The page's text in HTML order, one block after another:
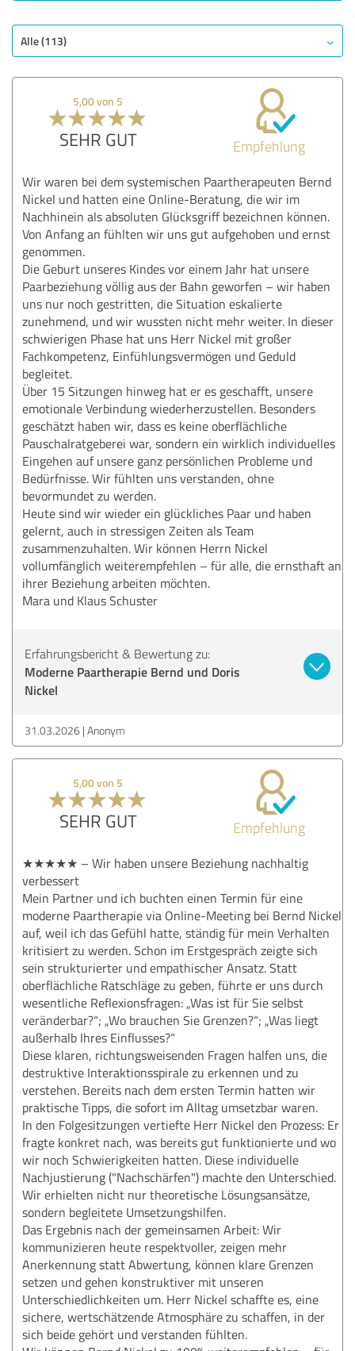
Alle (113)
5,00 von 5
SEHR GUT Empfehlung
Wir waren bei dem systemischen Paartherapeuten Bernd
Nickel und hatten eine Online-Beratung, die wir im
Nachhinein als absoluten Glücksgriff bezeichnen können.
Von Anfang an fühlten wir uns gut aufgehoben und ernst
genommen.
Die Geburt unseres Kindes vor einem Jahr hat unsere
Paarbeziehung völlig aus der Bahn geworfen – wir haben
uns nur noch gestritten, die Situation eskalierte
zunehmend, und wir wussten nicht mehr weiter. In dieser
schwierigen Phase hat uns Herr Nickel mit großer
Fachkompetenz, Einfühlungsvermögen und Geduld
begleitet.
Über 15 Sitzungen hinweg hat er es geschafft, unsere
emotionale Verbindung wiederherzustellen. Besonders
geschätzt haben wir, dass es keine oberflächliche
Pauschalratgeberei war, sondern ein wirklich individuelles
Eingehen auf unsere ganz persönlichen Probleme und
Bedürfnisse. Wir fühlten uns verstanden, ohne
bevormundet zu werden.
Heute sind wir wieder ein glückliches Paar und haben
gelernt, auch in stressigen Zeiten als Team
zusammenzuhalten. Wir können Herrn Nickel
vollumfänglich weiterempfehlen – für alle, die ernsthaft an
ihrer Beziehung arbeiten möchten.
Mara und Klaus Schuster
Erfahrungsbericht & Bewertung zu:
Moderne Paartherapie Bernd und Doris
Nickel
31.03.2026 Anonym
5,00 von 5
SEHR GUT Empfehlung
★★★★★ – Wir haben unsere Beziehung nachhaltig
verbessert
Mein Partner und ich buchten einen Termin für eine
moderne Paartherapie via Online-Meeting bei Bernd Nickel
auf, weil ich das Gefühl hatte, ständig für mein Verhalten
kritisiert zu werden. Schon im Erstgespräch zeigte sich
sein strukturierter und empathischer Ansatz. Statt
oberflächliche Ratschläge zu geben, führte er uns durch
wesentliche Reflexionsfragen: „Was ist für Sie selbst
veränderbar?“; „Wo brauchen Sie Grenzen?“; „Was liegt
außerhalb Ihres Einflusses?“
Diese klaren, richtungsweisenden Fragen halfen uns, die
destruktive Interaktionsspirale zu erkennen und zu
verstehen. Bereits nach dem ersten Termin hatten wir
praktische Tipps, die sofort im Alltag umsetzbar waren.
In den Folgesitzungen vertiefte Herr Nickel den Prozess: Er
fragte konkret nach, was bereits gut funktionierte und wo
wir noch Schwierigkeiten hatten. Diese individuelle
Nachjustierung ("Nachschärfen") machte den Unterschied.
Wir erhielten nicht nur theoretische Lösungsansätze,
sondern begleitete Umsetzungshilfen.
Das Ergebnis nach der gemeinsamen Arbeit: Wir
kommunizieren heute respektvoller, zeigen mehr
Anerkennung statt Abwertung, können klare Grenzen
setzen und gehen konstruktiver mit unseren
Unterschiedlichkeiten um. Herr Nickel schaffte es, eine
sichere, wertschätzende Atmosphäre zu schaffen, in der
sich beide gehört und verstanden fühlten.